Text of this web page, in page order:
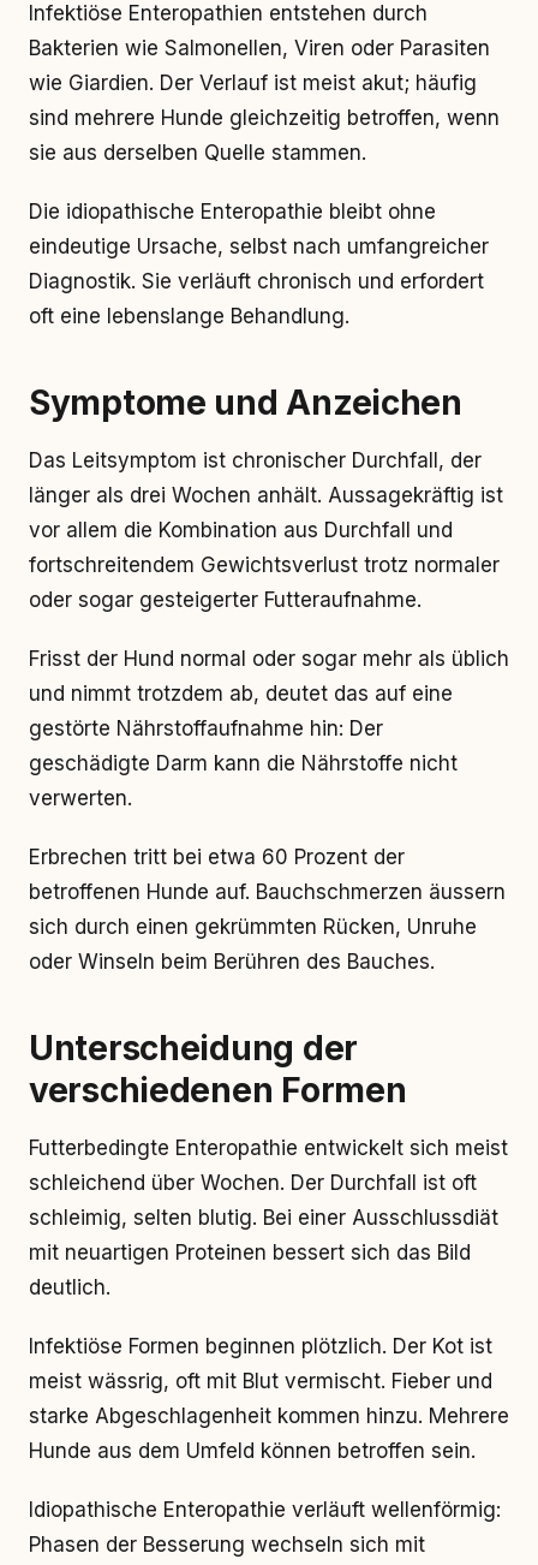
Infektiöse Enteropathien entstehen durch
Bakterien wie Salmonellen, Viren oder Parasiten
wie Giardien. Der Verlauf ist meist akut; häufig
sind mehrere Hunde gleichzeitig betroffen, wenn
sie aus derselben Quelle stammen.
Die idiopathische Enteropathie bleibt ohne
eindeutige Ursache, selbst nach umfangreicher
Diagnostik. Sie verläuft chronisch und erfordert
oft eine lebenslange Behandlung.
Symptome und Anzeichen
Das Leitsymptom ist chronischer Durchfall, der
länger als drei Wochen anhält. Aussagekräftig ist
vor allem die Kombination aus Durchfall und
fortschreitendem Gewichtsverlust trotz normaler
oder sogar gesteigerter Futteraufnahme.
Frisst der Hund normal oder sogar mehr als üblich
und nimmt trotzdem ab, deutet das auf eine
gestörte Nährstoffaufnahme hin: Der
geschädigte Darm kann die Nährstoffe nicht
verwerten.
Erbrechen tritt bei etwa 60 Prozent der
betroffenen Hunde auf. Bauchschmerzen äussern
sich durch einen gekrümmten Rücken, Unruhe
oder Winseln beim Berühren des Bauches.
Unterscheidung der
verschiedenen Formen
Futterbedingte Enteropathie entwickelt sich meist
schleichend über Wochen. Der Durchfall ist oft
schleimig, selten blutig. Bei einer Ausschlussdiät
mit neuartigen Proteinen bessert sich das Bild
deutlich.
Infektiöse Formen beginnen plötzlich. Der Kot ist
meist wässrig, oft mit Blut vermischt. Fieber und
starke Abgeschlagenheit kommen hinzu. Mehrere
Hunde aus dem Umfeld können betroffen sein.
Idiopathische Enteropathie verläuft wellenförmig:
Phasen der Besserung wechseln sich mit